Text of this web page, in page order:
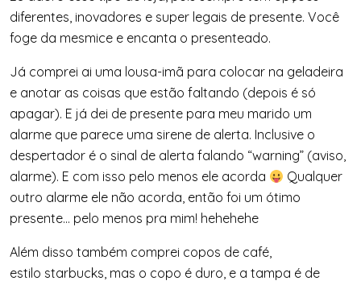
diferentes, inovadores e super legais de presente. Você
foge da mesmice e encanta o presenteado.
Já comprei ai uma lousa-imã para colocar na geladeira
e anotar as coisas que estão faltando (depois é só
apagar). E já dei de presente para meu marido um
alarme que parece uma sirene de alerta. Inclusive o
despertador é o sinal de alerta falando “warning” (aviso,
alarme). E com isso pelo menos ele acorda
Qualquer
outro alarme ele não acorda, então foi um ótimo
presente… pelo menos pra mim! hehehehe
Além disso também comprei copos de café,
estilo starbucks, mas o copo é duro, e a tampa é de